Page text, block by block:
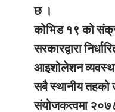
छ ।
कोभिड १९ को
सरकारद्वारा
आइशोलेशन
सबै स्थानीय
संयोजकत्वमा